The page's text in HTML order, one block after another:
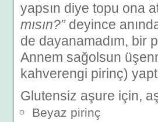
yapsın diye topu ona
mısın?”deyince
de dayanamadım, bir
Annem sağolsun
kahverengi pirinç)
Glutensiz aşure için,
Beyaz pirinç